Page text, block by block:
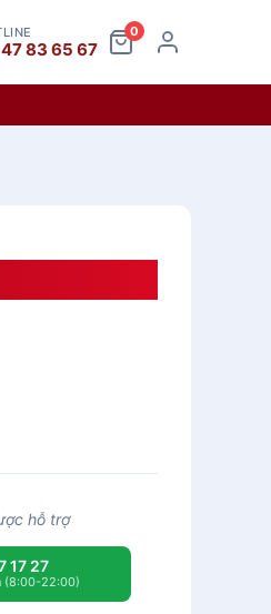
83 65 67
0
hỗ trợ
17 27
(8:00-22:00)